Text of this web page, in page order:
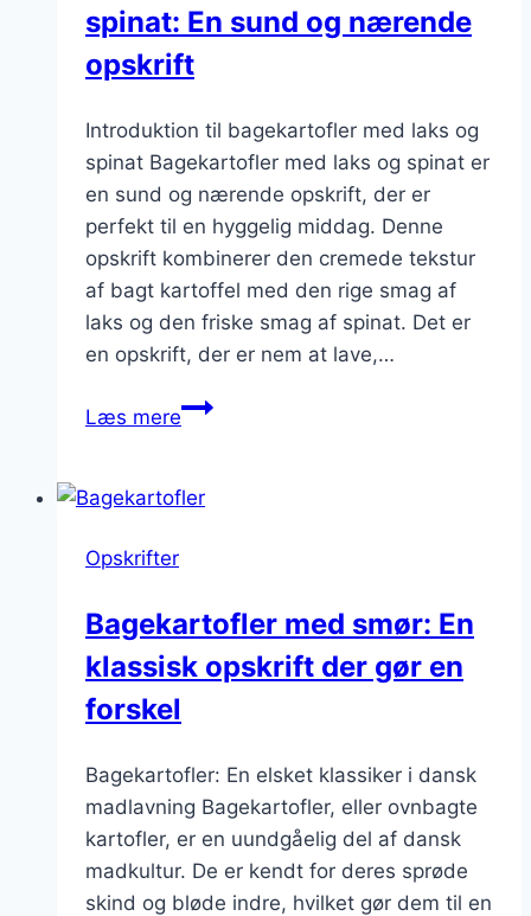
spinat: En sund og nærende
opskrift
Introduktion til bagekartofler med laks og
spinat Bagekartofler med laks og spinat er
en sund og nærende opskrift, der er
perfekt til en hyggelig middag. Denne
opskrift kombinerer den cremede tekstur
af bagt kartoffel med den rige smag af
laks og den friske smag af spinat. Det er
en opskrift, der er nem at lave,…
Læs mereBagekartofler
og
og
nærende
Opskrifter
Bagekartofler med smør: En
klassisk opskrift der gør en
forskel
Bagekartofler: En elsket klassiker i dansk
madlavning Bagekartofler, eller ovnbagte
kartofler, er en uundgåelig del af dansk
madkultur. De er kendt for deres sprøde
skind og bløde indre, hvilket gør dem til en